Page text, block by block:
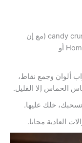
لو مليت من candy crush saga facebook (مع إن
صعب أمل منها!) جرب Homescapes أو
ألوان وجمع نقاط،
الحماس إلا القليل.
خلك عليها.
العادية مجانا.